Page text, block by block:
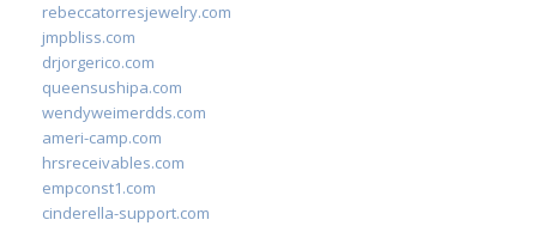
rebeccatorresjewelry.com
jmpbliss.com
drjorgerico.com
queensushipa.com
wendyweimerdds.com
ameri-camp.com
hrsreceivables.com
empconst1.com
cinderella-support.com